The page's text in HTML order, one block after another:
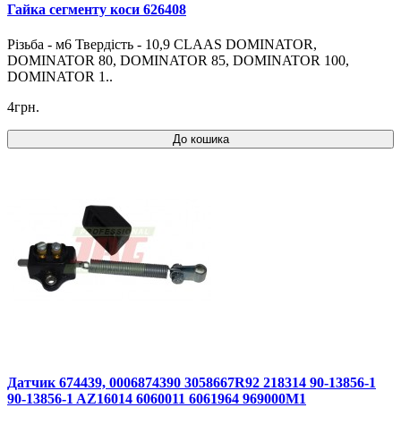
Гайка сегменту коси 626408
Різьба - м6 Твердість - 10,9 CLAAS DOMINATOR,
DOMINATOR 80, DOMINATOR 85, DOMINATOR 100,
DOMINATOR 1..
4грн.
До кошика
Датчик 674439, 0006874390 3058667R92 218314 90-13856-1
90-13856-1 AZ16014 6060011 6061964 969000M1